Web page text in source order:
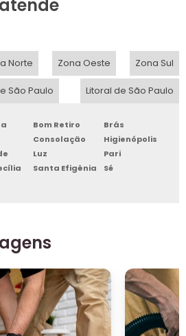
Norte Zona Oeste Zona Sul
São Paulo Litoral de São Paulo
Bom Retiro
Brás
Consolação
Higienópolis
Luz
Pari
Santa Efigênia
Sé